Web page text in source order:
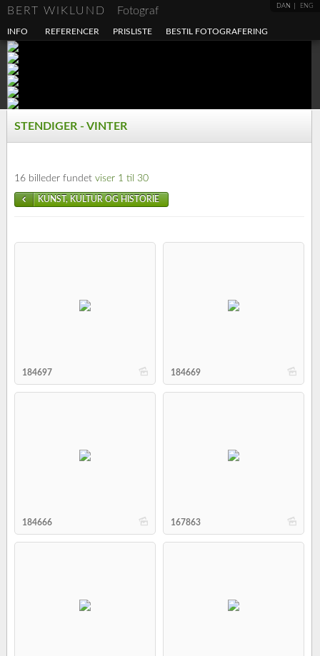
DAN ENG
BERT WIKLUND Fotograf
INFO REFERENCER PRISLISTE BESTIL FOTOGRAFERING
STENDIGER - VINTER
16 billeder fundet viser 1 til 30
KUNST, KULTUR OG HISTORIE
b
184697 b
184669
b
184666 b
167863